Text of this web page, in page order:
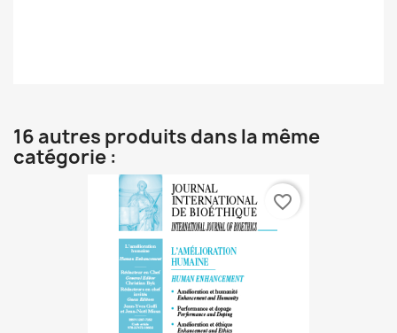
16 autres produits dans la même
catégorie :
favorite_border